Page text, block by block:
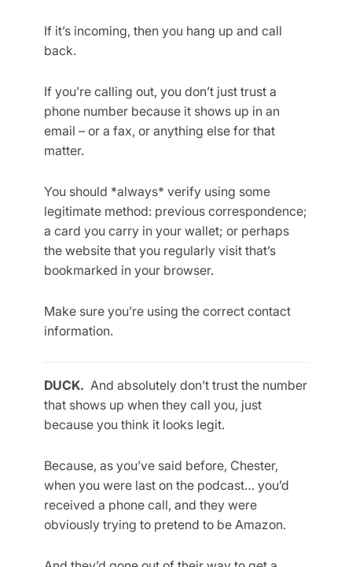
If it’s incoming, then you hang up and call
back.
If you’re calling out, you don’t just trust a
phone number because it shows up in an
email – or a fax, or anything else for that
matter.
You should *always* verify using some
legitimate method: previous correspondence;
a card you carry in your wallet; or perhaps
the website that you regularly visit that’s
bookmarked in your browser.
Make sure you’re using the correct contact
information.
DUCK. And absolutely don’t trust the number
that shows up when they call you, just
because you think it looks legit.
Because, as you’ve said before, Chester,
when you were last on the podcast… you’d
received a phone call, and they were
obviously trying to pretend to be Amazon.